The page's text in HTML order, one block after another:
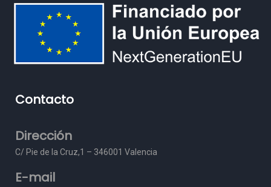
Contacto
Dirección
C/ Pie de la Cruz,1 – 346001 Valencia
E-mail